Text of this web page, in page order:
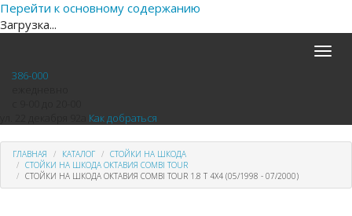
Перейти к основному содержанию
Загрузка...
Toggle
386-000
Как добраться
ГЛАВНАЯ КАТАЛОГ
СТОЙКИ НА ШКОДА
СТОЙКИ НА ШКОДА ОКТАВИЯ COMBI TOUR
СТОЙКИ НА ШКОДА ОКТАВИЯ COMBI TOUR 1.8 T 4X4 (05/1998 - 07/2000)